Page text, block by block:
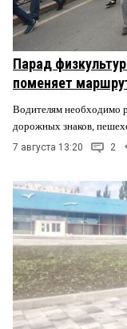
Парад
поменяет
Водителям необходимо
дорожных знаков,
7 августа 13:20 2